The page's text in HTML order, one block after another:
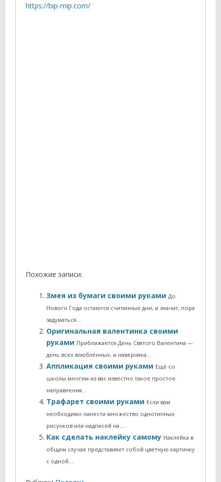
https://bip-mip.com/
Похожие записи:
Змея из бумаги своими рукамиДо
Нового Года остаются считанные дни, и значит, пора
задуматься…
Оригинальная валентинка своими
руками Приближается День Святого Валентина —
день всех влюблённых, и наверняка…
Аппликация своими руками Ещё со
школы многим из вас известно такое простое
направления…
Трафарет своими руками Если вам
необходимо нанести множество однотипных
рисунков или надписей на…
Как сделать наклейку самому Наклейка в
общем случае представляет собой цветную картинку
с одной…